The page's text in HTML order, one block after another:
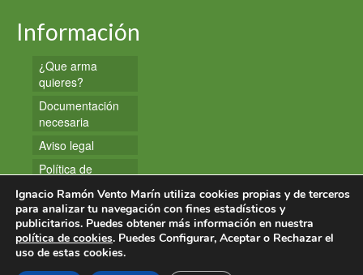
Información
¿Que arma
quieres?
Documentación
necesaria
Aviso legal
Política de
privacidad
Política de
cookies
Ignacio Ramón Vento Marín utiliza cookies propias y de terceros
para analizar tu navegación con fines estadísticos y
publicitarios. Puedes obtener más información en nuestra
política de cookies. Puedes Configurar, Aceptar o Rechazar el
uso de estas cookies.